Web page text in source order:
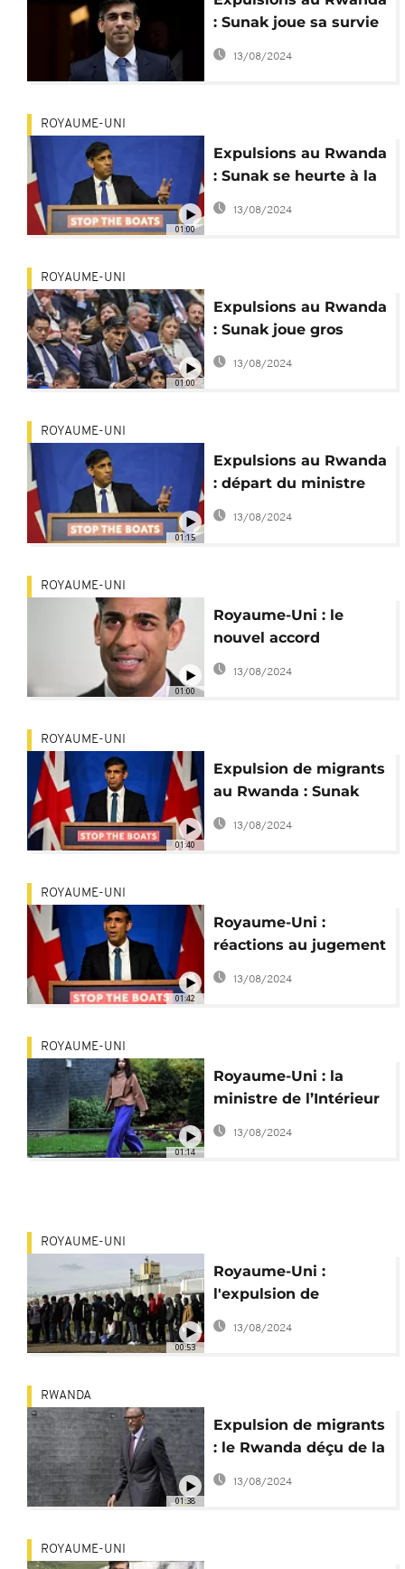
: Sunak joue sa survie
politique
13/08/2024
01:00
ROYAUME-UNI
Expulsions au Rwanda
: Sunak se heurte à la
rébellion des Tories
13/08/2024
01:00
ROYAUME-UNI
Expulsions au Rwanda
: Sunak joue gros
contre la fronde de
13/08/2024
01:15
ROYAUME-UNI
Expulsions au Rwanda
: départ du ministre
du l'Immigration,
13/08/2024
01:00
ROYAUME-UNI
Royaume-Uni : le
nouvel accord
migratoire avec le
Rwanda divise
13/08/2024
01:40
ROYAUME-UNI
Expulsion de migrants
au Rwanda : Sunak
prévoit une "loi
d'urgence"
13/08/2024
01:42
ROYAUME-UNI
Royaume-Uni :
réactions au jugement
sur l'expulsion de
demandeurs d'asile
13/08/2024
01:14
ROYAUME-UNI
Royaume-Uni : la
ministre de l’Intérieur
Suella Braverman
limogée
13/08/2024
00:53
ROYAUME-UNI
Royaume-Uni :
l'expulsion de
migrants vers le
Rwanda devant la
13/08/2024
01:38
RWANDA
Expulsion de migrants
: le Rwanda déçu de la
Cour d'appel
13/08/2024
ROYAUME-UNI